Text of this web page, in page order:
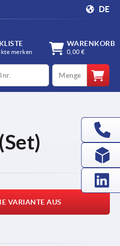
DE
merken
WARENKORB
0,00 €
qty
VARIANTE AUS